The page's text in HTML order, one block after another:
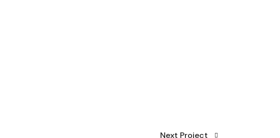
Next Project